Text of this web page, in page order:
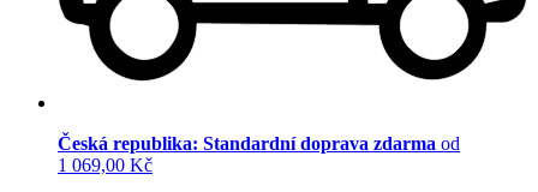
Česká republika: Standardní doprava zdarma od
1 069,00 Kč